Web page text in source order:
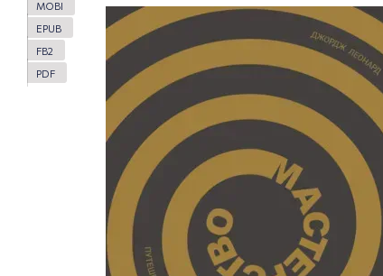
MOBI
EPUB
FB2
PDF